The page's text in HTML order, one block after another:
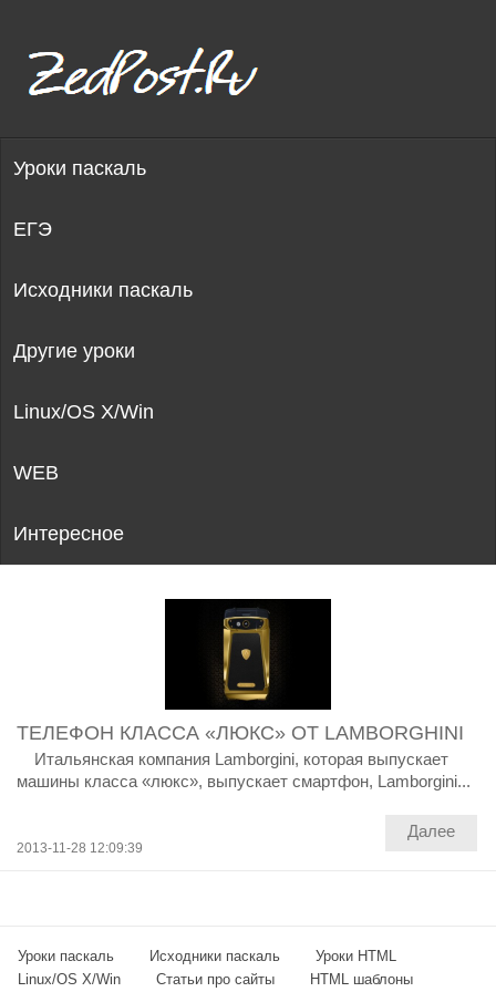
Уроки паскаль
ЕГЭ
Исходники паскаль
Другие уроки
Linux/OS X/Win
WEB
Интересное
ТЕЛЕФОН КЛАССА «ЛЮКС» ОТ LAMBORGHINI
Итальянская компания Lamborgini, которая выпускает
машины класса «люкс», выпускает смартфон, Lamborgini...
2013-11-28 12:09:39
Далее
Уроки паскаль Исходники паскаль
Уроки HTML
Linux/OS X/Win
Статьи про сайты HTML шаблоны